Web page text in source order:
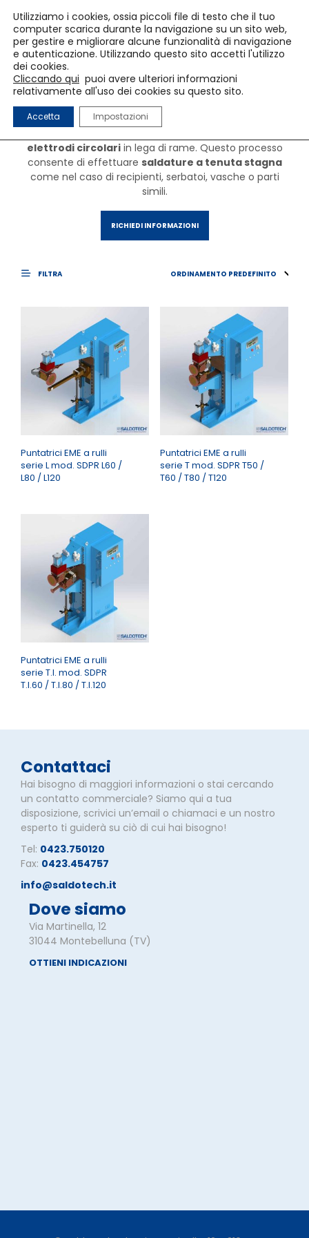
Puntatrici a Rulli
Lepuntatrici a rulliper resistenza consentono di
saldare i metalli tramite una successione di saldature
elettrodi circolariin lega di rame. Questo processo
consente di effettuare saldature a tenuta stagna
come nel caso di recipienti, serbatoi, vasche o parti
simili.
RICHIEDI INFORMAZIONI
FILTRA
Puntatrici EME a rulli
serie L mod. SDPR L60 /
L80 / L120
Puntatrici EME a rulli
serie T mod. SDPR T50 /
T60 / T80 / T120
Puntatrici EME a rulli
serie T.I. mod. SDPR
T.I.60 / T.I.80 / T.I.120
Contattaci
Hai bisogno di maggiori informazioni o stai cercando
un contatto commerciale? Siamo qui a tua
disposizione, scrivici un’email o chiamaci e un nostro
esperto ti guiderà su ciò di cui hai bisogno!
Tel: 0423.750120
Fax: 0423.454757
info@saldotech.it
Dove siamo
Via Martinella, 12
31044 Montebelluna (TV)
OTTIENI INDICAZIONI
Utilizziamo i cookies, ossia piccoli file di testo che il tuo
computer scarica durante la navigazione su un sito web,
per gestire e migliorare alcune funzionalità di navigazione
e autenticazione. Utilizzando questo sito accetti l'utilizzo
dei cookies.
Cliccando qui puoi avere ulteriori informazioni
relativamente all'uso dei cookies su questo sito.
Accetta Impostazioni